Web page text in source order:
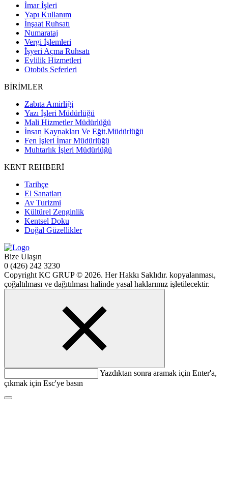
İmar İşleri
Yapı Kullanım
İnşaat Ruhsatı
Numarataj
Vergi İşlemleri
İşyeri Açma Ruhsatı
Evlilik Hizmetleri
Otobüs Seferleri
BİRİMLER
Zabıta Amirliği
Yazı İşleri Müdürlüğü
Mali Hizmetler Müdürlüğü
İnsan Kaynakları Ve Eğit.Müdürlüğü
Fen İşleri İmar Müdürlüğü
Muhtarlık İşleri Müdürlüğü
KENT REHBERİ
Tarihçe
El Sanatları
Av Turizmi
Kültürel Zenginlik
Kentsel Doku
Doğal Güzellikler
Bize Ulaşın
0 (426) 242 3230
Copyright KC GRUP © 2026. Her Hakkı Saklıdır. kopyalanması,
çoğaltılması ve dağıtılması halinde yasal haklarımız işletilecektir.
Yazdıktan sonra aramak için Enter'a,
çıkmak için Esc'ye basın